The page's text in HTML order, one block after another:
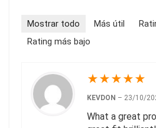
Mostrar todo Más útil
Rating más bajo
★★★★★
KEVDON – 23/10/
What a great